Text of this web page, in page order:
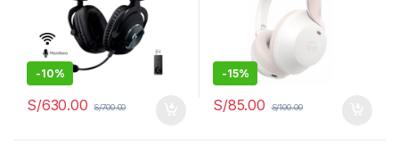
-10%
S/630.00 S/700.00
-15%
S/85.00 S/100.00